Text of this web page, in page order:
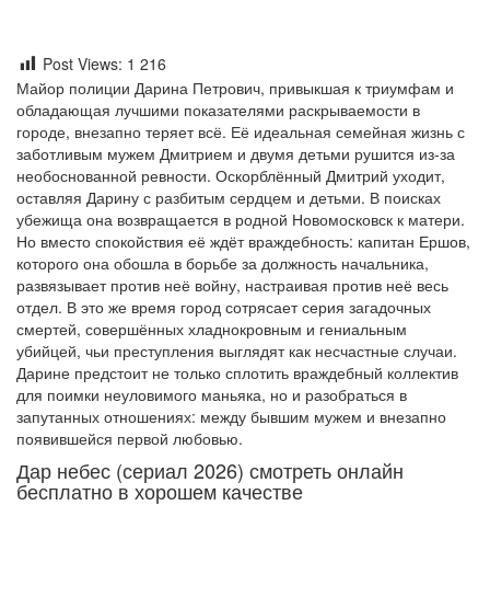
Post Views: 1 216
Майор полиции Дарина Петрович, привыкшая к триумфам и
обладающая лучшими показателями раскрываемости в
городе, внезапно теряет всё. Её идеальная семейная жизнь с
заботливым мужем Дмитрием и двумя детьми рушится из-за
необоснованной ревности. Оскорблённый Дмитрий уходит,
оставляя Дарину с разбитым сердцем и детьми. В поисках
убежища она возвращается в родной Новомосковск к матери.
Но вместо спокойствия её ждёт враждебность: капитан Ершов,
которого она обошла в борьбе за должность начальника,
развязывает против неё войну, настраивая против неё весь
отдел. В это же время город сотрясает серия загадочных
смертей, совершённых хладнокровным и гениальным
убийцей, чьи преступления выглядят как несчастные случаи.
Дарине предстоит не только сплотить враждебный коллектив
для поимки неуловимого маньяка, но и разобраться в
запутанных отношениях: между бывшим мужем и внезапно
появившейся первой любовью.
Дар небес (сериал 2026) смотреть онлайн
бесплатно в хорошем качестве